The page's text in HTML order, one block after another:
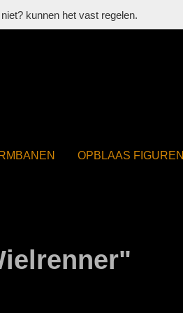
kunnen het vast regelen.
OPBLAAS FIGUREN